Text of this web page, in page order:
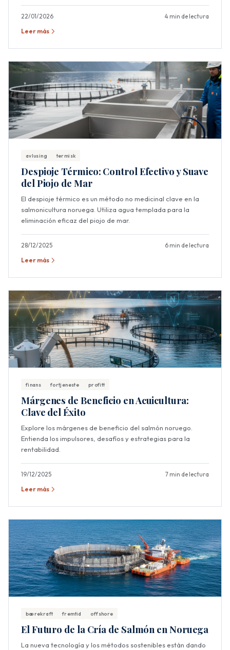
22/01/2026
4 min de lectura
Leer más
avlusing termisk
Despioje Térmico: Control Efectivo y Suave
del Piojo de Mar
El despioje térmico es un método no medicinal clave en la
salmonicultura noruega. Utiliza agua templada para la
eliminación eficaz del piojo de mar.
28/12/2025
6 min de lectura
Leer más
finans fortjeneste profitt
Márgenes de Beneficio en Acuicultura:
Clave del Éxito
Explore los márgenes de beneficio del salmón noruego.
Entienda los impulsores, desafíos y estrategias para la
rentabilidad.
19/12/2025
7 min de lectura
Leer más
bærekraft fremtid offshore
El Futuro de la Cría de Salmón en Noruega
La nueva tecnología y los métodos sostenibles están dando